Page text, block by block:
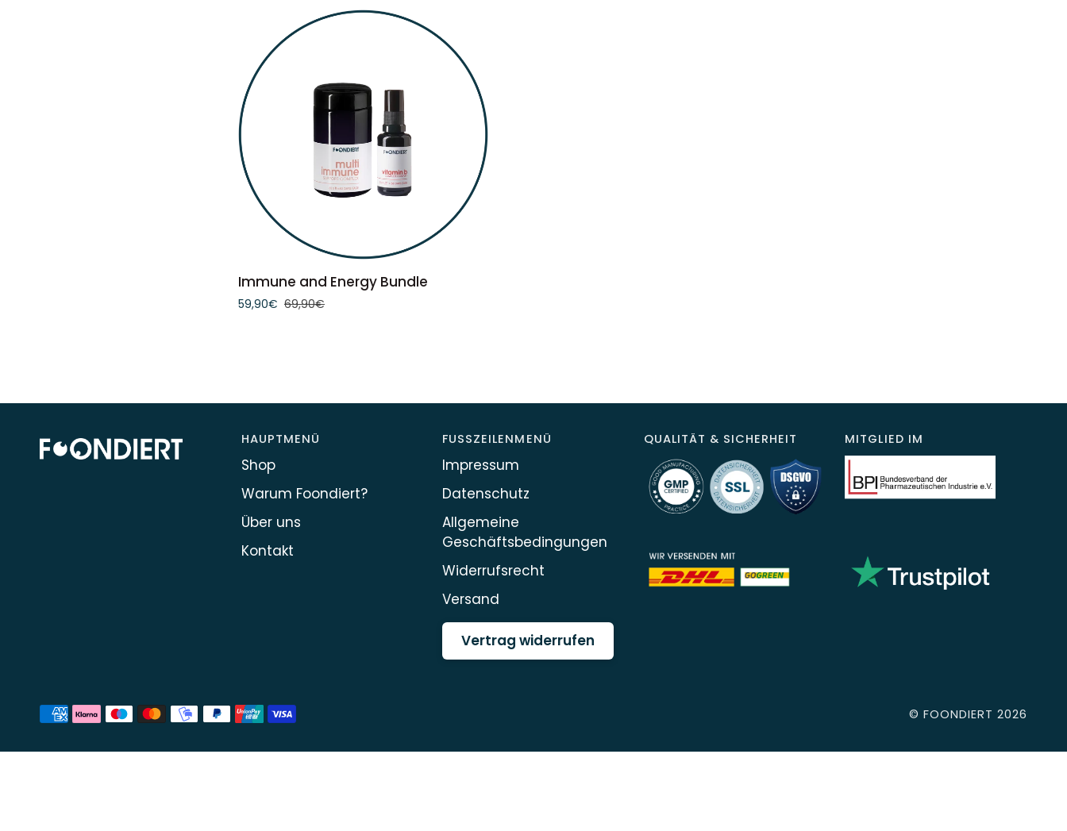
IN DEN WARENKORB
Immune
and
Energy
Immune and Energy Bundle
59,90€ 69,90€
HAUPTMENÜ
Shop
Warum Foondiert?
Über uns
Kontakt
FUSSZEILENMENÜ
Impressum
Datenschutz
Allgemeine
Geschäftsbedingungen
Widerrufsrecht
Versand
Vertrag widerrufen
QUALITÄT & SICHERHEIT MITGLIED IM
© FOONDIERT 2026